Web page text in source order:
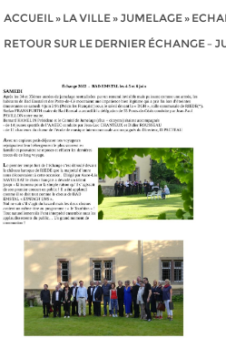
ACCUEIL» LA VILLE» JUMELAGE»
RETOUR SUR LE DERNIER ÉCHANGE –